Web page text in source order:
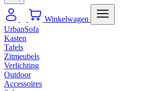
Winkelwagen
UrbanSofa
Kasten
Tafels
Zitmeubels
Verlichting
Outdoor
Accessoires